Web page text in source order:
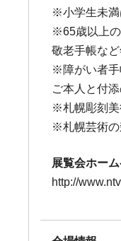
※小学生未満
※65歳以上の
敬老手帳な
※障がい者手
ご本人と付
※札幌彫刻美
※札幌芸術の
展覧会ホー
http://